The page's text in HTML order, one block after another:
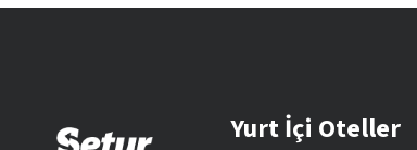
Yurt İçi Oteller